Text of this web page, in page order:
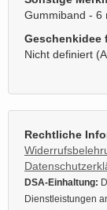
Gummiband - 6
Geschenkidee
Nicht definiert
Rechtliche
DSA-Einhaltung:
Dienstleistungen